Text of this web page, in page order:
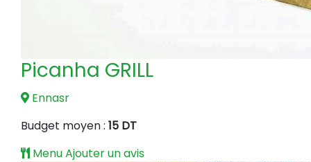
Picanha GRILL
Ennasr
Budget moyen : 15 DT
MenuAjouter un avis